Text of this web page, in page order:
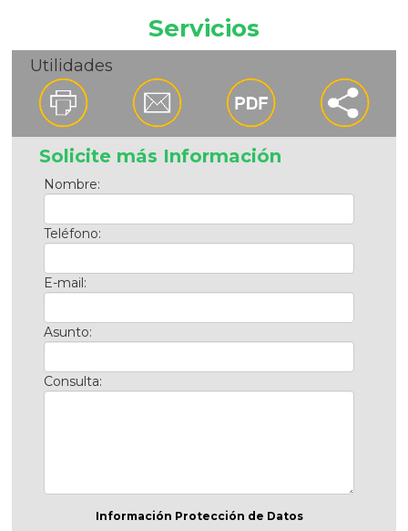
Servicios
Utilidades
Solicite más Información
Nombre:
Teléfono:
E-mail:
Asunto:
Consulta:
Información Protección de Datos